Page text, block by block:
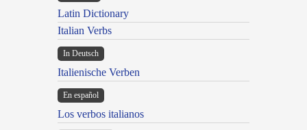
Latin Dictionary
Italian Verbs
In Deutsch
Italienische Verben
En español
Los verbos italianos